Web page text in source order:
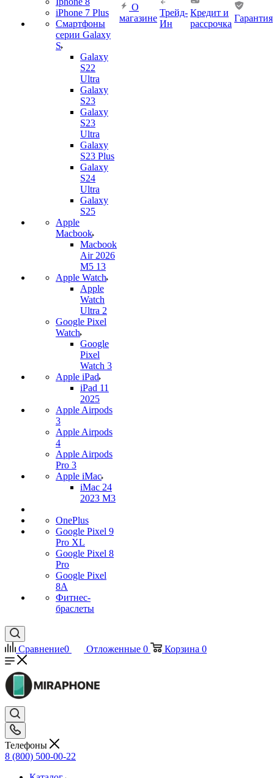
iPhone 7 Plus
Смартфоны
серии Galaxy
S
Galaxy
S22
Ultra
Galaxy
S23
Galaxy
S23
Ultra
Galaxy
S23 Plus
Galaxy
S24
Ultra
Galaxy
S25
Apple
Macbook
Macbook
Air 2026
M5 13
Apple Watch
Apple
Watch
Ultra 2
Google Pixel
Watch
Google
Pixel
Watch 3
Apple iPad
iPad 11
2025
Apple Airpods
3
Apple Airpods
4
Apple Airpods
Pro 3
Apple iMac
iMac 24
2023 M3
OnePlus
Google Pixel 9
Pro XL
Google Pixel 8
Pro
Google Pixel
8A
Фитнес-
браслеты
О
магазине
Трейд-
Ин
Кредит и
рассрочка
Гарантия
Сравнение0 Отложенные 0 Корзина 0
Телефоны
8 (800) 500-00-22